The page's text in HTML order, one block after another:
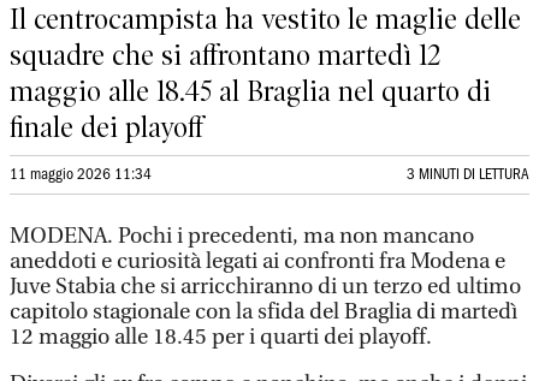
Il centrocampista ha vestito le maglie delle
squadre che si affrontano martedì 12
maggio alle 18.45 al Braglia nel quarto di
finale dei playoff
11 maggio 2026 11:34 3 MINUTI DI LETTURA
MODENA. Pochi i precedenti, ma non mancano
aneddoti e curiosità legati ai confronti fra Modena e
Juve Stabia che si arricchiranno di un terzo ed ultimo
capitolo stagionale con la sfida del Braglia di martedì
12 maggio alle 18.45 per i quarti dei playoff.